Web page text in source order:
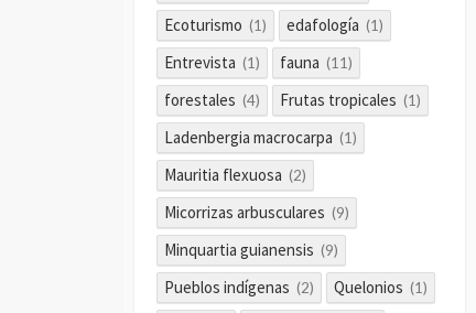
Ecoturismo (1) edafología (1)
Entrevista (1) fauna (11)
forestales (4) Frutas tropicales (1)
Ladenbergia macrocarpa (1)
Mauritia flexuosa (2)
Micorrizas arbusculares (9)
Minquartia guianensis (9)
Pueblos indígenas (2) Quelonios (1)